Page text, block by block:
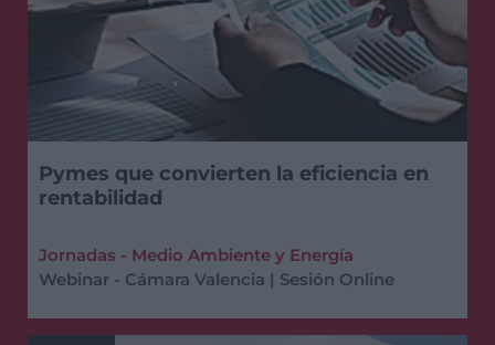
Pymes que convierten la eficiencia en
rentabilidad
Jornadas - Medio Ambiente y Energía
Webinar - Cámara Valencia | Sesión Online